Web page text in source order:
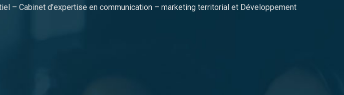
– Cabinet d’expertise en communication – marketing territorial et Développement